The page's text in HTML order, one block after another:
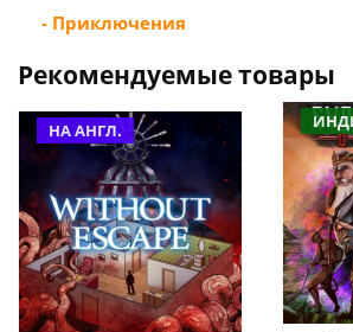
- Приключения
Рекомендуемые товары
НА АНГЛ.